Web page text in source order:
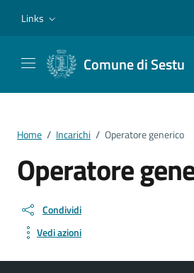
Links
Comune di Sestu
Home / Incarichi / Operatore generico
Operatore
Condividi
Vedi azioni